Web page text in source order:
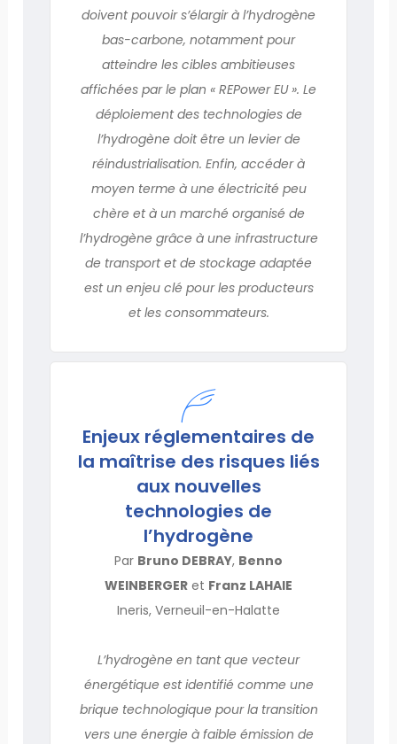
doivent pouvoir s’élargir à l’hydrogène
bas-carbone, notamment pour
atteindre les cibles ambitieuses
affichées par le plan « REPower EU ». Le
déploiement des technologies de
l’hydrogène doit être un levier de
réindustrialisation. Enfin, accéder à
moyen terme à une électricité peu
chère et à un marché organisé de
l’hydrogène grâce à une infrastructure
de transport et de stockage adaptée
est un enjeu clé pour les producteurs
et les consommateurs.
Enjeux réglementaires de
la maîtrise des risques liés
aux nouvelles
technologies de
l’hydrogène
Par Bruno DEBRAY, Benno
WEINBERGER et Franz LAHAIE
Ineris, Verneuil-en-Halatte
L’hydrogène en tant que vecteur
énergétique est identifié comme une
brique technologique pour la transition
vers une énergie à faible émission de